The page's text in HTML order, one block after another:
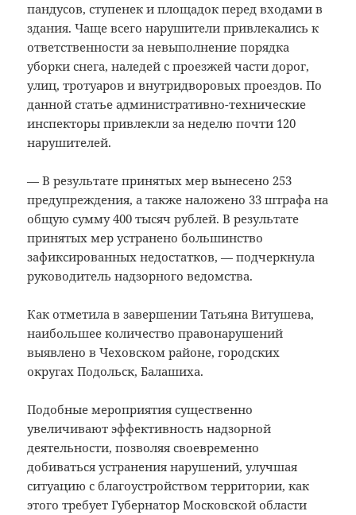
пандусов, ступенек и площадок перед входами в
здания. Чаще всего нарушители привлекались к
ответственности за невыполнение порядка
уборки снега, наледей с проезжей части дорог,
улиц, тротуаров и внутридворовых проездов. По
данной статье административно-технические
инспекторы привлекли за неделю почти 120
нарушителей.
— В результате принятых мер вынесено 253
предупреждения, а также наложено 33 штрафа на
общую сумму 400 тысяч рублей. В результате
принятых мер устранено большинство
зафиксированных недостатков, — подчеркнула
руководитель надзорного ведомства.
Как отметила в завершении Татьяна Витушева,
наибольшее количество правонарушений
выявлено в Чеховском районе, городских
округах Подольск, Балашиха.
Подобные мероприятия существенно
увеличивают эффективность надзорной
деятельности, позволяя своевременно
добиваться устранения нарушений, улучшая
ситуацию с благоустройством территории, как
этого требует Губернатор Московской области